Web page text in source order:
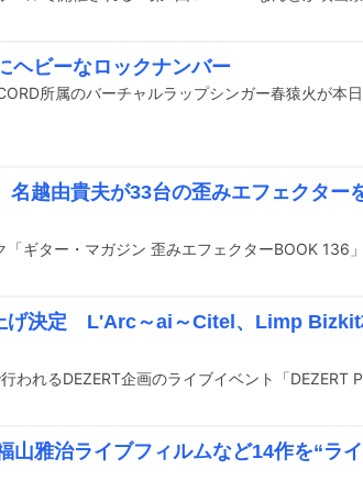
ヘビーなロックナンバー
名越由貴夫が33台の歪みエフェクター
げ決定 L'Arc～ai～Citel、Limp Bizkit
山雅治ライブフィルムなど14作を“ラ